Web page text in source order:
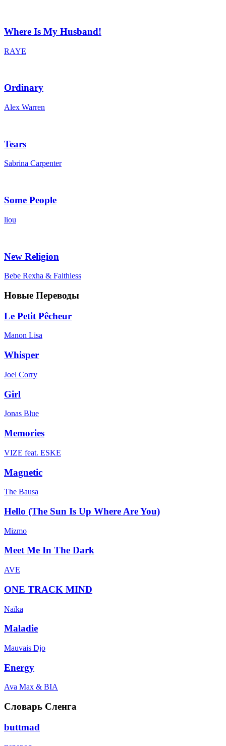
Where Is My Husband!
RAYE
Ordinary
Alex Warren
Tears
Sabrina Carpenter
Some People
liou
New Religion
Bebe Rexha & Faithless
Новые Переводы
Le Petit Pêcheur
Manon Lisa
Whisper
Joel Corry
Girl
Jonas Blue
Memories
VIZE feat. ESKE
Magnetic
The Bausa
Hello (The Sun Is Up Where Are You)
Mizmo
Meet Me In The Dark
AVE
ONE TRACK MIND
Naïka
Maladie
Mauvais Djo
Energy
Ava Max & BIA
Словарь Сленга
buttmad